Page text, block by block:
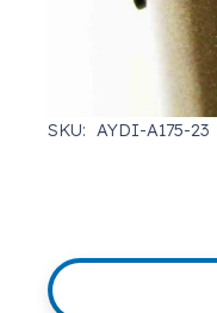
SKU: AYDI-A175-23